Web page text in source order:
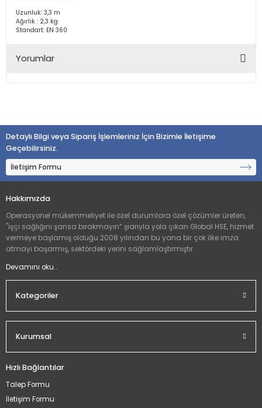
Uzunluk: 3,3 m
Ağırlık : 2,3 kg
Standart: EN 360
Yorumlar
Yorum Yaz
Detaylı Bilgi veya Sipariş İşlemleriniz İçin Bizimle İletişime
Geçebilirsiniz.
İletişim Formu
Hakkımızda
Operasyonel mükemmeliyet ile özel durumlara özel çözümler üreten,
"işçi sağlığını şansa bırakmayın” şiarıyla yola çıkan Global HSE, hizmet
vermeye başlamış olduğu 2008 yılından bu yana bir çok ilke imza
atmayı başarmış, sektördeki yerini sağlamlaştırmıştır.
Devamını oku..
Kategoriler
Kurumsal
Hızlı Bağlantılar
Talep Formu
İletişim Formu